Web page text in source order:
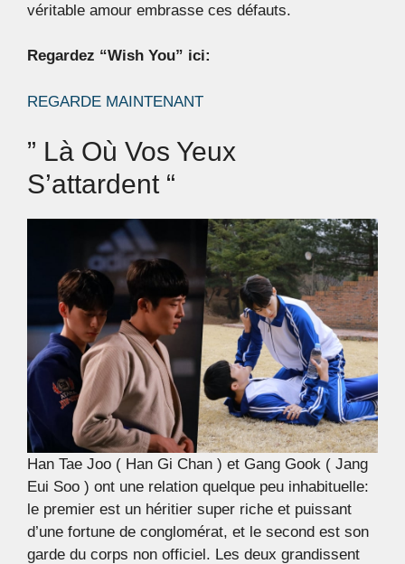
véritable amour embrasse ces défauts.
Regardez “Wish You” ici:
REGARDE MAINTENANT
” Là Où Vos Yeux
S’attardent “
Han Tae Joo ( Han Gi Chan ) et Gang Gook ( Jang
Eui Soo ) ont une relation quelque peu inhabituelle:
le premier est un héritier super riche et puissant
d’une fortune de conglomérat, et le second est son
garde du corps non officiel. Les deux grandissent